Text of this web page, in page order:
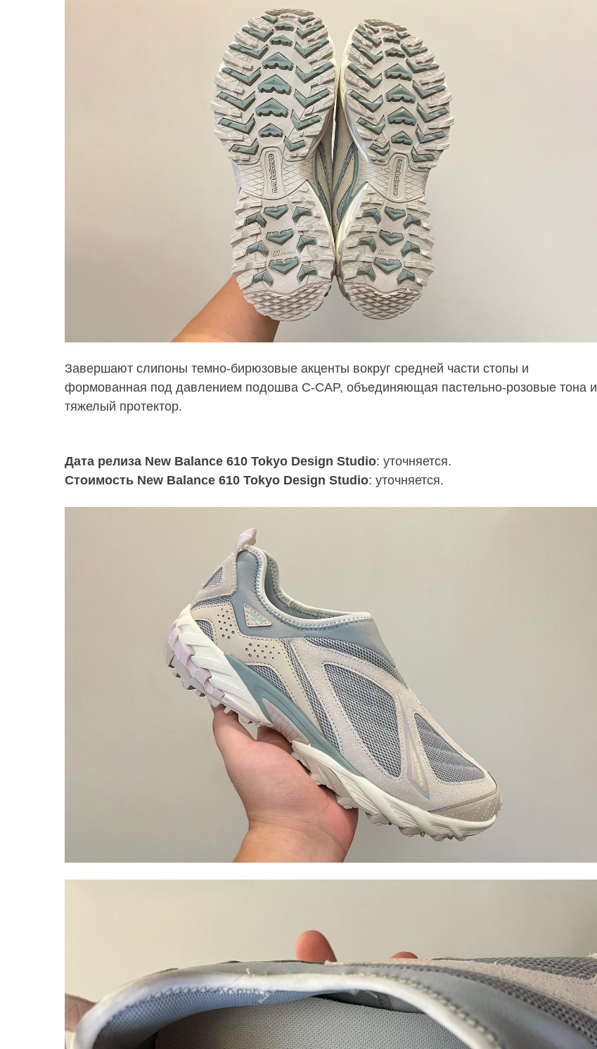
Завершают слипоны темно-бирюзовые акценты вокруг средней части стопы и
формованная под давлением подошва C-CAP, объединяющая пастельно-розовые тона и
тяжелый протектор.
Дата релиза New Balance 610 Tokyo Design Studio: уточняется.
Стоимость New Balance 610 Tokyo Design Studio: уточняется.